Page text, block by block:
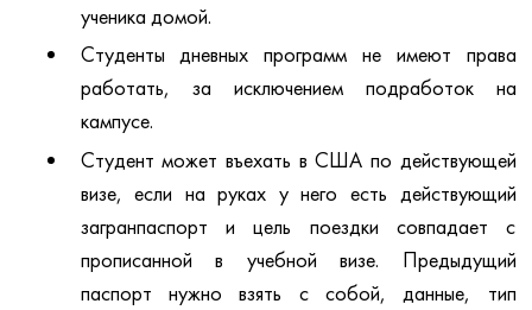
ученика домой.
Студенты дневных программ не имеют права
работать, за исключением подработок на
кампусе.
Студент может въехать в США по действующей
визе, если на руках у него есть действующий
загранпаспорт и цель поездки совпадает с
прописанной в учебной визе. Предыдущий
паспорт нужно взять с собой, данные, тип